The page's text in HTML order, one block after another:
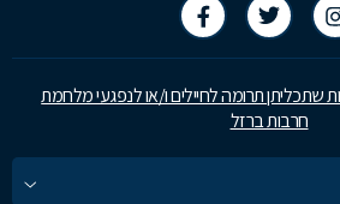
שתכליתן תרומה לחיילים ו/או לנפגעי מלחמת
חרבות ברזל